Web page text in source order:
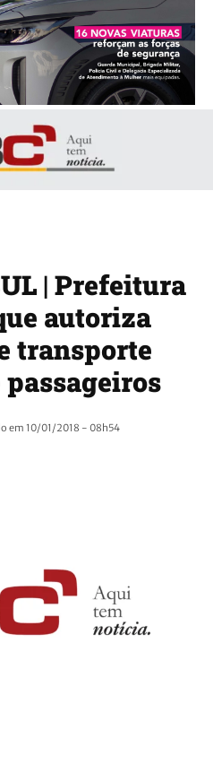
| Prefeitura
autoriza
transporte
em 10/01/2018 - 08h54